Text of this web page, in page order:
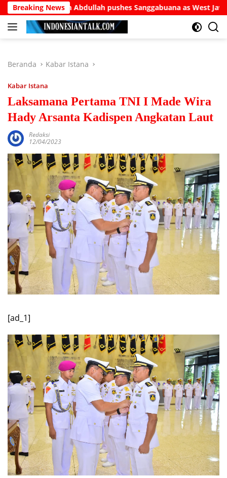
Langsung
ke
konten
Breaking News
Abdullah pushes Sanggabuana as West Java’s answer to
Beranda Kabar Istana
Kabar Istana
Laksamana Pertama TNI I Made Wira
Hady Arsanta Kadispen Angkatan Laut
Redaksi
12/04/2023
[ad_1]